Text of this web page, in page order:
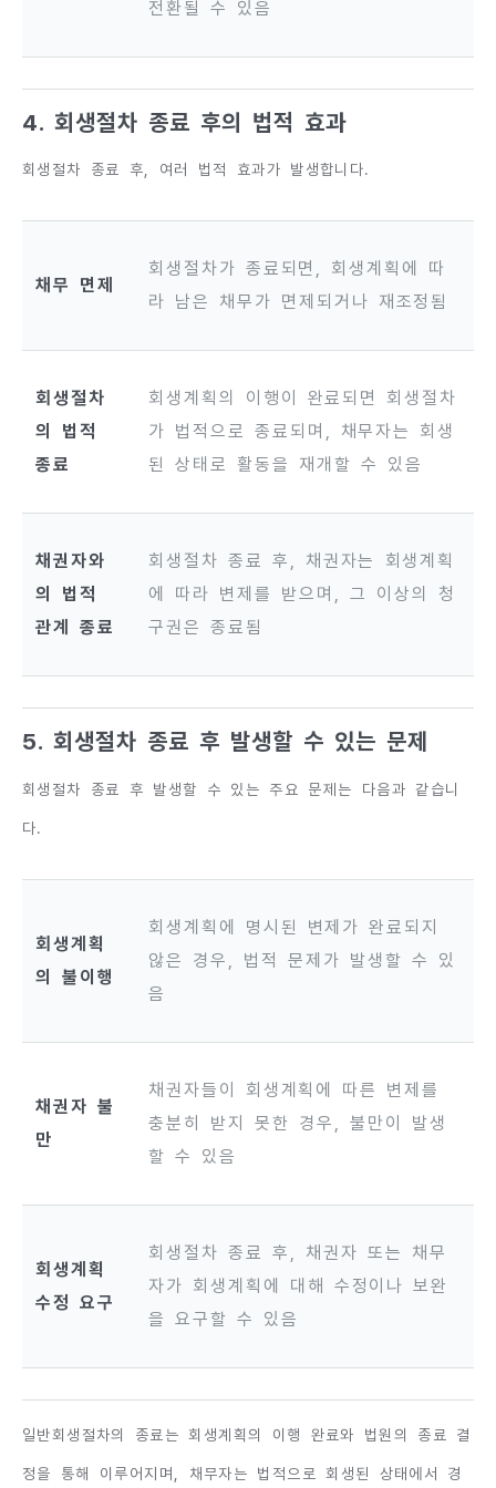
전환될 수 있음
4. 회생절차 종료 후의 법적 효과
회생절차 종료 후, 여러 법적 효과가 발생합니다.
채무 면제
회생절차가 종료되면, 회생계획에 따
라 남은 채무가 면제되거나 재조정됨
회생절차
의 법적
종료
회생계획의 이행이 완료되면 회생절차
가 법적으로 종료되며, 채무자는 회생
된 상태로 활동을 재개할 수 있음
채권자와
의 법적
관계 종료
회생절차 종료 후, 채권자는 회생계획
에 따라 변제를 받으며, 그 이상의 청
구권은 종료됨
5. 회생절차 종료 후 발생할 수 있는 문제
회생절차 종료 후 발생할 수 있는 주요 문제는 다음과 같습니
다.
회생계획
의 불이행
회생계획에 명시된 변제가 완료되지
않은 경우, 법적 문제가 발생할 수 있
음
채권자 불
만
채권자들이 회생계획에 따른 변제를
충분히 받지 못한 경우, 불만이 발생
할 수 있음
회생계획
수정 요구
회생절차 종료 후, 채권자 또는 채무
자가 회생계획에 대해 수정이나 보완
을 요구할 수 있음
일반회생절차의 종료는 회생계획의 이행 완료와 법원의 종료 결
정을 통해 이루어지며, 채무자는 법적으로 회생된 상태에서 경